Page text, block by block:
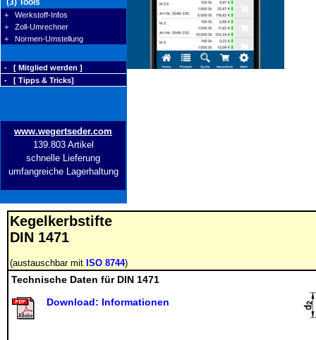
(3) Tools
+ Werkstoff-Infos
+ Zoll-Umrechner
+ Normen-Umstellung
- [ Mitglied werden ]
- [ Tipps & Tricks]
www.wegertseder.com
139.803 Artikel
schnelle Lieferung
umfangreiche Lagerhaltung
Kegelkerbstifte
DIN 1471
(austauschbar mit ISO 8744)
Technische Daten für DIN 1471
Download: Informationen